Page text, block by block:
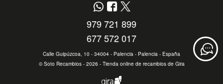
979 721 899
677 572 017
Calle Guipúzcoa, 10 - 34004 - Palencia - Palencia - España
©Soto Recambios- 2026 - Tienda online de recambios de Gira